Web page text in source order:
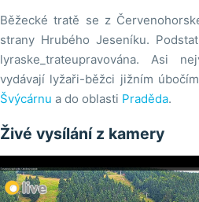
Běžecké tratě se z
strany Hrubého Jeseníku.
lyraske_trateupravována. Asi
vydávají lyžaři-běžci jižním
Švýcárnu a do oblasti Praděda.
Živé vysílání z kamery